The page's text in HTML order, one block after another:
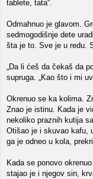
tablete, tata“.
Odmahnuo je glavom.
sedmogodišnje dete
šta je to. Sve je u redu.
„Da li ćeš da čekaš da
supruga. „Kao što i mi
Okrenuo se ka kolima.
Znao je istinu. Kada je
nekoliko praznih kutija
Otišao je i skuvao kafu,
ga je odneo u kola,
Kada se ponovo
stajao je i njegov sin,